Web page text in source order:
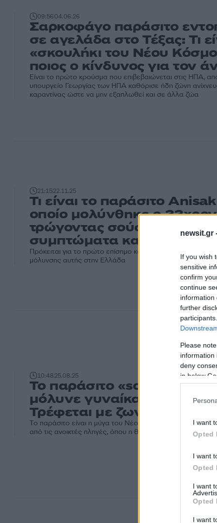
newsit.gr
If you wish
sensitive
confirm
continue
information
further
Please
information
deny
in below
I want
Opted
I want
Opted
I want
Opted
I want
09:5604.06.26
Σαρκοφάγο παράσιτο
σε αγελάδα στο Τέξας: Τι
«σκουλήκι του Νέου
ποιος ο κίνδυνος για τον
Είναι το πρώτο κρούσμα που επιβεβαιώνεται στις ΗΠΑ,
υπουργείο Γεωργίας των ΗΠΑ καθόρισε ήδη ζώνη
καραντίνας ώστε να μην εξαπλωθεί και σε άλλα ζώα
21:1522.11.25
Τι είναι το παράσιτο
οποίο μολύνθηκε ο
τρώγοντας σούσι – Τα
συμπτώματα και πώς
Πρόκειται για το πρώτο επίσημο καταγεγραμμένο
μόλυνσης αυτής στην Ελλάδα
10:4825.08.25
Το παράσιτο «screwworm»
μόλυνε γυναίκα στο
Τρέφεται με ζωντανό ιστό
Το παράσιτο είναι η μύγα του Νέου Κόσμου (screwworm)
από τις ανοικτές πληγές, όπου η θηλυκή εναποθέτει τα